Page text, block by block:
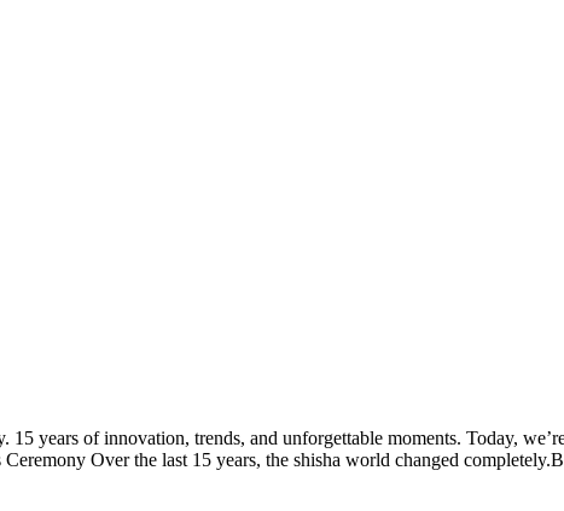
15 years of innovation, trends, and unforgettable moments. Today,
Over the last 15 years, the shisha world changed